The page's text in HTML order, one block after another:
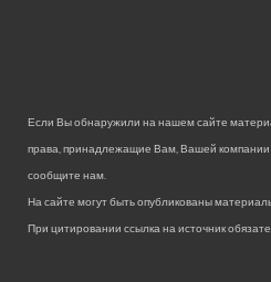
Если Вы обнаружили на нашем сайте
права, принадлежащие Вам, Вашей компании
сообщите нам.
На сайте могут быть опубликованы
При цитировании ссылка на источник